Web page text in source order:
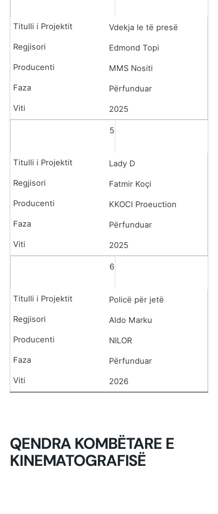
Vdekja le të presë
Edmond Topi
MMS Nositi
Përfunduar
2025
5
Lady D
Fatmir Koçi
KKOCI Proeuction
Përfunduar
2025
6
Policë për jetë
Aldo Marku
NILOR
Përfunduar
2026
QENDRA KOMBËTARE E
KINEMATOGRAFISË